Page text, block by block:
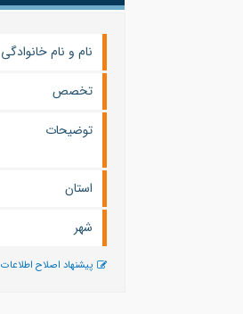
نام و نام خانوادگی
تخصص
توضیحات
استان
شهر
پیشنهاد اصلاح اطلاعات